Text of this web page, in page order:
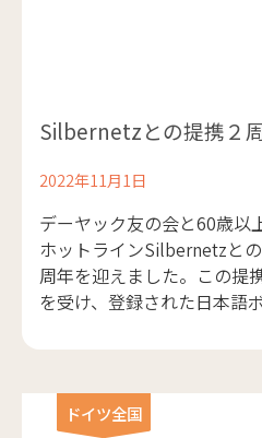
Silbernetzとの提携２
2022年11月1日
デーヤック友の会と60歳以
ホットラインSilbernetzと
周年を迎えました。この提
を受け、登録された日本語
ドイツ全国